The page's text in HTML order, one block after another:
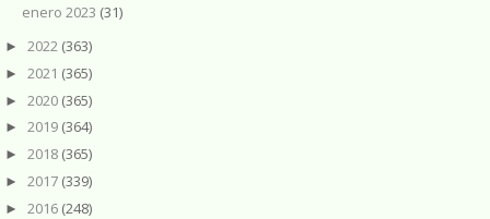
enero 2023 (31)
► 2022 (363)
► 2021 (365)
► 2020 (365)
► 2019 (364)
► 2018 (365)
► 2017 (339)
► 2016 (248)